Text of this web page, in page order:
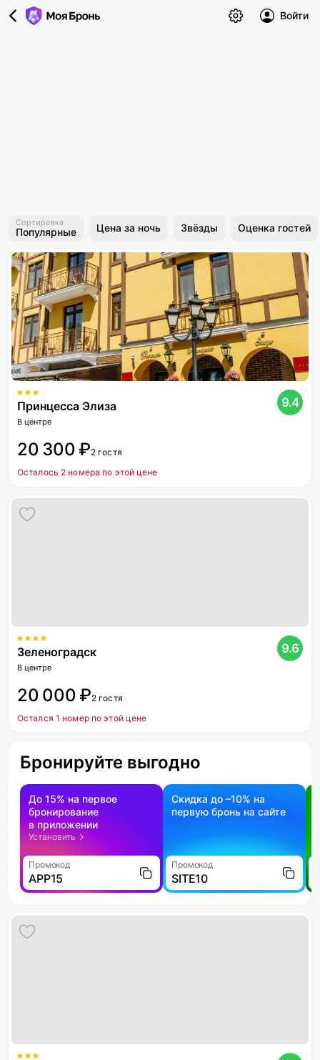
Войти
Сортировка
Популярные Цена за ночь Звёзды Оценка гостей
Принцесса Элиза
В центре
9.4
20 300 ₽2 гостя
Осталось 2 номера по этой цене
Зеленоградск
В центре
9.6
20 000 ₽2 гостя
Остался 1 номер по этой цене
Бронируйте выгодно
До 15% на первое
бронирование
в приложении
Установить
Промокод
APP15
Скидка до –10% на
первую бронь на сайте
Промокод
SITE10